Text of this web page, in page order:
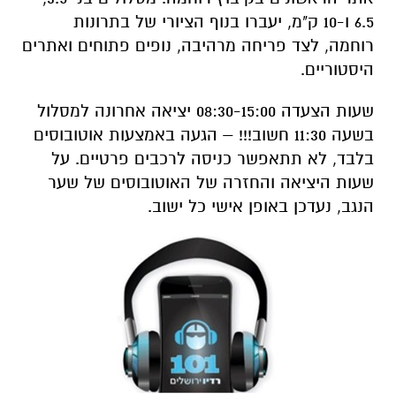
6.5 ו-10 ק"מ, יעברו בנוף הציורי של בתרונות
רוחמה, לצד פריחה מרהיבה, נופים פתוחים ואתרים
היסטוריים.
שעות הצעדה 08:30-15:00 יציאה אחרונה למסלול
בשעה 11:30 חשוב!!! – הגעה באמצעות אוטובוסים
בלבד, לא תתאפשר כניסה לרכבים פרטיים. על
שעות היציאה והחזרה של האוטובוסים של שער
הנגב, נעדכן באופן אישי כל ישוב.